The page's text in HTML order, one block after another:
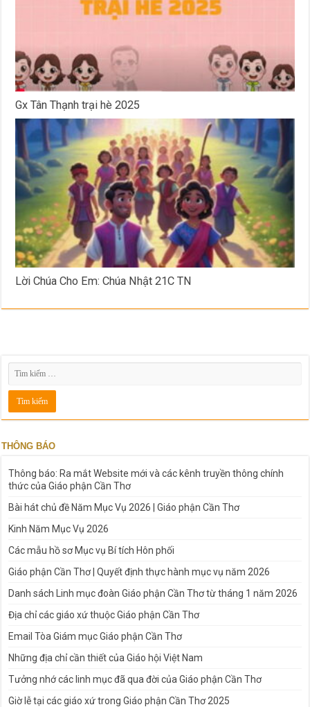
Gx Tân Thạnh trại hè 2025
Lời Chúa Cho Em: Chúa Nhật 21C TN
THÔNG BÁO
Thông báo: Ra mắt Website mới và các kênh truyền thông chính
thức của Giáo phận Cần Thơ
Bài hát chủ đề Năm Mục Vụ 2026 | Giáo phận Cần Thơ
Kinh Năm Mục Vụ 2026
Các mẫu hồ sơ Mục vụ Bí tích Hôn phối
Giáo phận Cần Thơ | Quyết định thực hành mục vụ năm 2026
Danh sách Linh mục đoàn Giáo phận Cần Thơ từ tháng 1 năm 2026
Địa chỉ các giáo xứ thuộc Giáo phận Cần Thơ
Email Tòa Giám mục Giáo phận Cần Thơ
Những địa chỉ cần thiết của Giáo hội Việt Nam
Tưởng nhớ các linh mục đã qua đời của Giáo phận Cần Thơ
Giờ lễ tại các giáo xứ trong Giáo phận Cần Thơ 2025